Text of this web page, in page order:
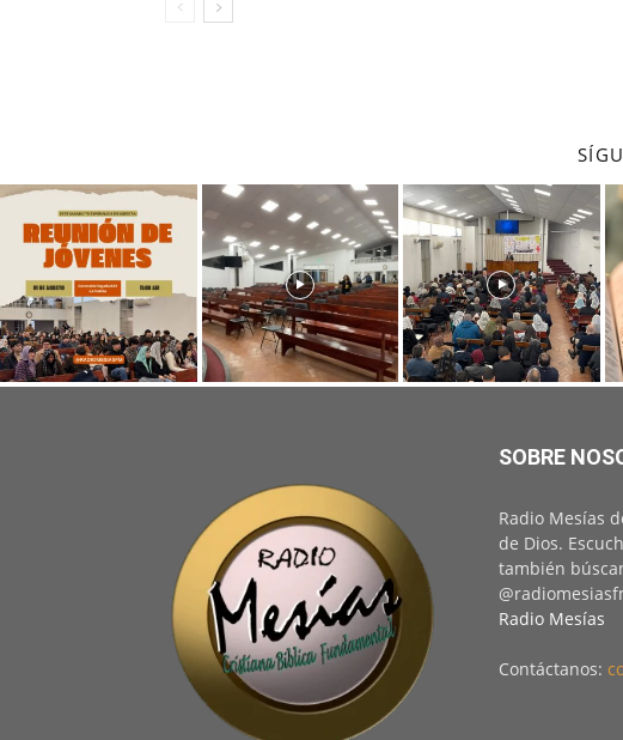
SOBRE
Radio Mesías
de Dios.
también
Radio Mesías
Contáctanos: